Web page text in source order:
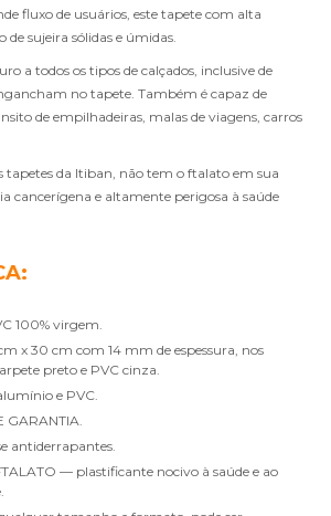
fluxo de usuários, este tapete com alta
de sujeira sólidas e úmidas.
a todos os tipos de calçados, inclusive de
no tapete. Também é capaz de
de empilhadeiras, malas de viagens, carros
tapetes da Itiban, não tem o ftalato em sua
cancerígena e altamente perigosa à saúde
100% virgem.
preto e PVC cinza.
e PVC.
GARANTIA.
antiderrapantes.